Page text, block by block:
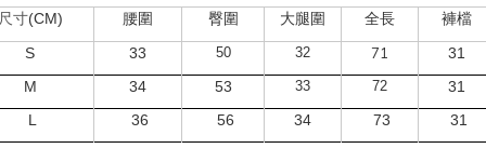
寸(CM) 腰圍 臀圍 大腿圍 全長 褲檔
S 33 50 32 71
31
M
34 53 33 72
31
L
36 56 34 73 31